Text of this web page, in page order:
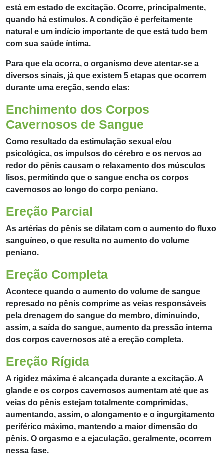
está em estado de excitação. Ocorre, principalmente,
quando há estímulos. A condição é perfeitamente
natural e um indício importante de que está tudo bem
com sua saúde íntima.
Para que ela ocorra, o organismo deve atentar-se a
diversos sinais, já que existem 5 etapas que ocorrem
durante uma ereção, sendo elas:
Enchimento dos Corpos
Cavernosos de Sangue
Como resultado da estimulação sexual e/ou
psicológica, os impulsos do cérebro e os nervos ao
redor do pênis causam o relaxamento dos músculos
lisos, permitindo que o sangue encha os corpos
cavernosos ao longo do corpo peniano.
Ereção Parcial
As artérias do pênis se dilatam com o aumento do fluxo
sanguíneo, o que resulta no aumento do volume
peniano.
Ereção Completa
Acontece quando o aumento do volume de sangue
represado no pênis comprime as veias responsáveis
pela drenagem do sangue do membro, diminuindo,
assim, a saída do sangue, aumento da pressão interna
dos corpos cavernosos até a ereção completa.
Ereção Rígida
A rigidez máxima é alcançada durante a excitação. A
glande e os corpos cavernosos aumentam até que as
veias do pênis estejam totalmente comprimidas,
aumentando, assim, o alongamento e o ingurgitamento
periférico máximo, mantendo a maior dimensão do
pênis. O orgasmo e a ejaculação, geralmente, ocorrem
nessa fase.